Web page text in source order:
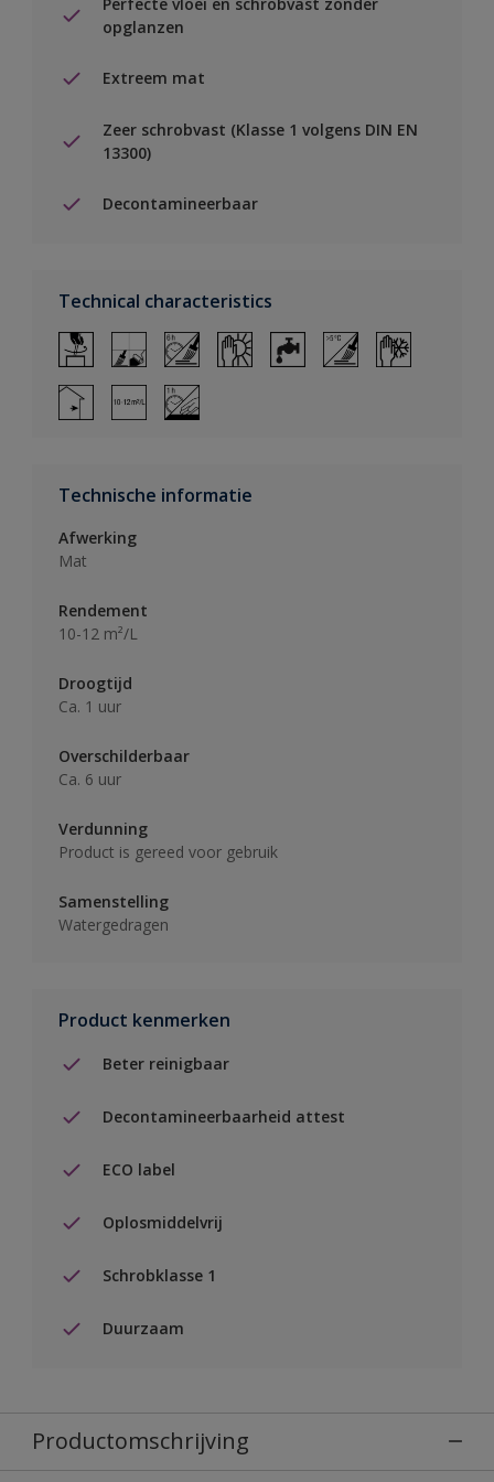
opglanzen
Extreem mat
Zeer schrobvast (Klasse 1 volgens DIN EN
13300)
Decontamineerbaar
Technical characteristics
Technische informatie
Afwerking
Mat
Rendement
10-12 m²/L
Droogtijd
Ca. 1 uur
Overschilderbaar
Ca. 6 uur
Verdunning
Product is gereed voor gebruik
Samenstelling
Watergedragen
Product kenmerken
Beter reinigbaar
Decontamineerbaarheid attest
ECO label
Oplosmiddelvrij
Schrobklasse 1
Duurzaam
Productomschrijving